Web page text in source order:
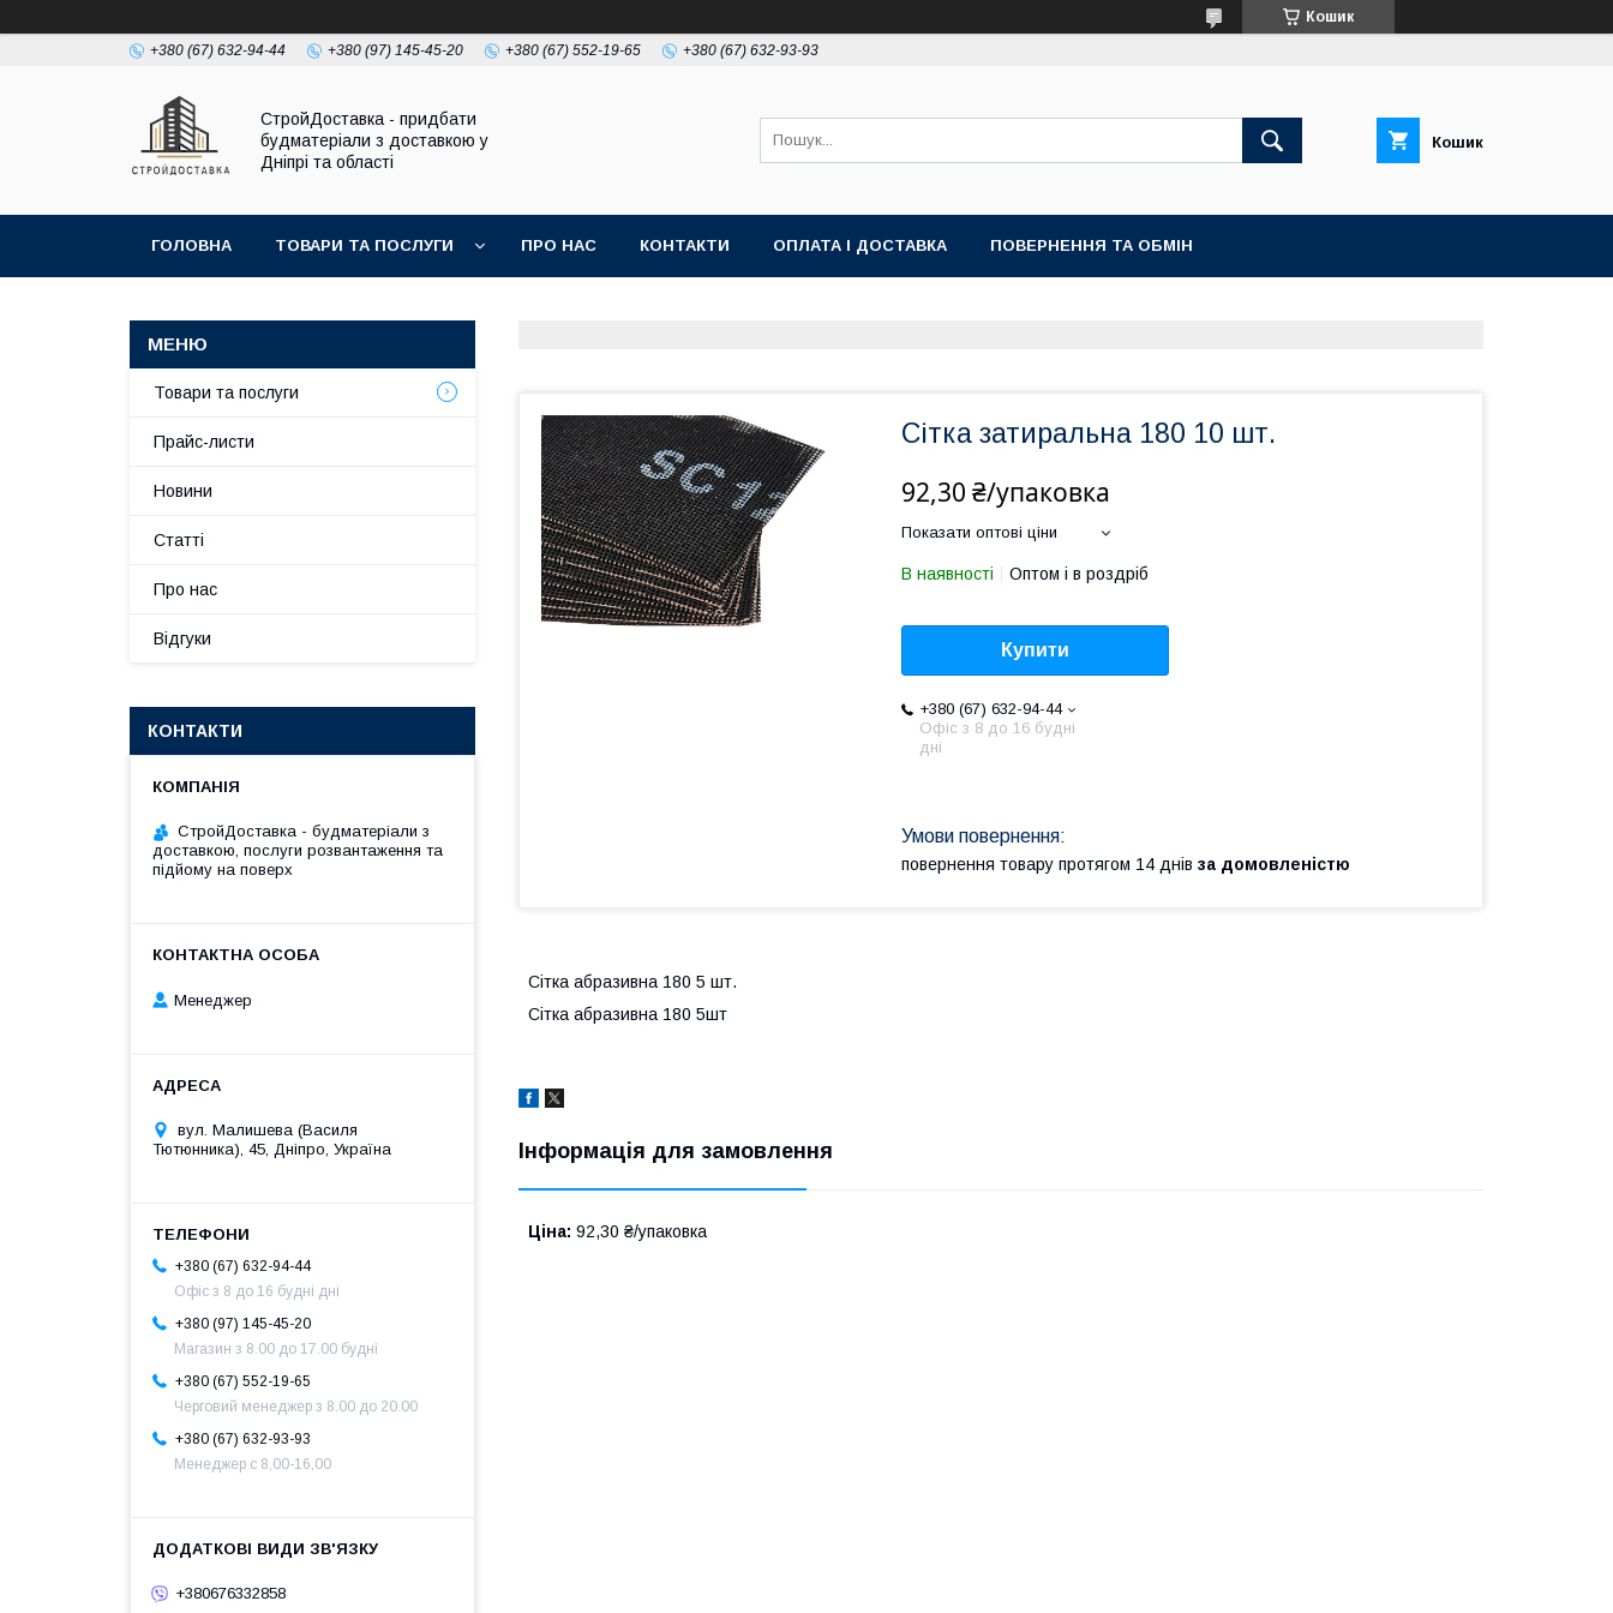
Кошик
+380 (67) 632-94-44 +380 (97) 145-45-20 +380 (67) 552-19-65 +380 (67) 632-93-93
СтройДоставка - придбати
будматеріали з доставкою у
Дніпрі та області
Кошик
ГОЛОВНА ТОВАРИ ТА ПОСЛУГИ ПРО НАС КОНТАКТИ ОПЛАТА І ДОСТАВКА ПОВЕРНЕННЯ ТА ОБМІН
Сітка затиральна 180 10 шт.
92,30 ₴/упаковка
Показати оптові ціни
В наявності Оптом і в роздріб
Купити
+380 (67) 632-94-44
Офіс з 8 до 16 будні
дні
повернення товару протягом 14 днів за домовленістю
Сітка абразивна 180 5 шт.
Сітка абразивна 180 5шт
Інформація для замовлення
Ціна: 92,30 ₴/упаковка
Товари та послуги
Прайс-листи
Новини
Статті
Про нас
Відгуки
КОНТАКТИ
СтройДоставка - будматеріали з
доставкою, послуги розвантаження та
підйому на поверх
Менеджер
вул. Малишева (Василя
Тютюнника), 45, Дніпро, Україна
+380 (67) 632-94-44
Офіс з 8 до 16 будні дні
+380 (97) 145-45-20
Магазин з 8.00 до 17.00 будні
+380 (67) 552-19-65
Черговий менеджер з 8.00 до 20.00
+380 (67) 632-93-93
Менеджер с 8,00-16,00
+380676332858